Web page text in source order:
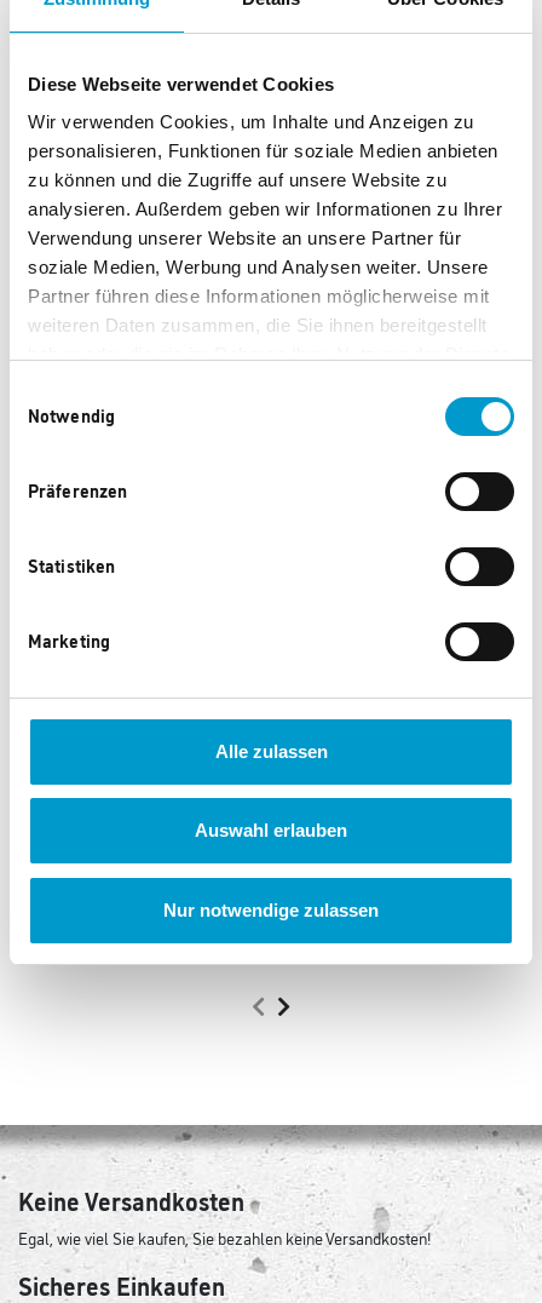
Diese Webseite verwendet Cookies
Wir verwenden Cookies, um Inhalte und Anzeigen zu
personalisieren, Funktionen für soziale Medien anbieten
zu können und die Zugriffe auf unsere Website zu
analysieren. Außerdem geben wir Informationen zu Ihrer
Verwendung unserer Website an unsere Partner für
soziale Medien, Werbung und Analysen weiter. Unsere
Partner führen diese Informationen möglicherweise mit
weiteren Daten zusammen, die Sie ihnen bereitgestellt
Notwendig
Präferenzen
Statistiken
Marketing
Alle zulassen
Auswahl erlauben
Nur notwendige zulassen
LED-Akkustand-Anzeige im Ladecase & am Earbud
Signal
Lieferumfang:
1 × AIRY OPEN TWS Ohrhörer einzeln rechts
1 × AIRY OPEN TWS Ohrhörer einzeln links
1 × AIRY OPEN TWS Ladecase
1 × USB-C Ladekabel für AIRY OPEN TWS
Diese Produkte könnten Ihnen auch
Winsport Musikbox Denver
79.490 Punkte
Teufel Bluetooth
Kopfhörer REAL BLUE
12.850 Punkte
Keine Versandkosten
Egal, wie viel Sie kaufen, Sie bezahlen keine Versandkosten!
Sicheres Einkaufen